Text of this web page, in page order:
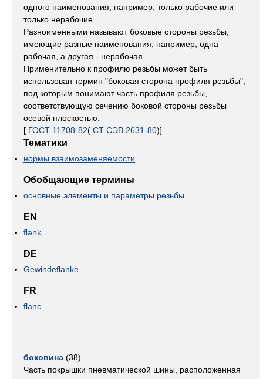
одного наименования, например, только рабочие или
только нерабочие.
Разноименными называют боковые стороны резьбы,
имеющие разные наименования, например, одна
рабочая, а другая - нерабочая.
Применительно к профилю резьбы может быть
использован термин "боковая сторона профиля резьбы",
под которым понимают часть профиля резьбы,
соответствующую сечению боковой стороны резьбы
осевой плоскостью.
[ ГОСТ 11708-82( СТ СЭВ 2631-80)]
Тематики
нормы взаимозаменяемости
Обобщающие термины
основные элементы и параметры резьбы
EN
flank
DE
Gewindeflanke
FR
flanc
боковина (38)
Часть покрышки пневматической шины, расположенная